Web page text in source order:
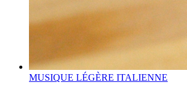
MUSIQUE LÉGÈRE ITALIENNE